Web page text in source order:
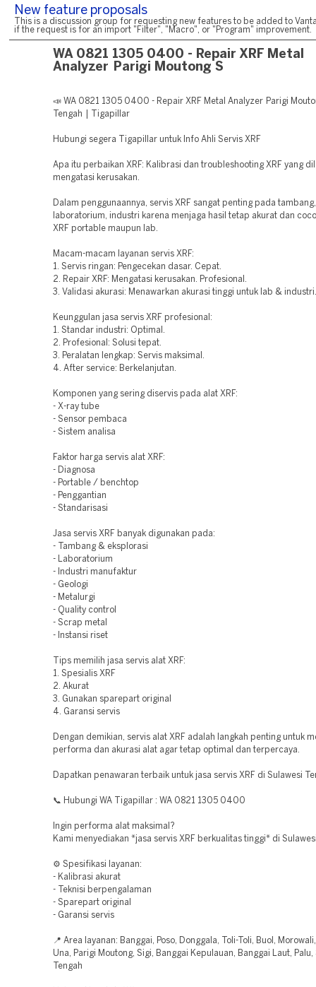
New feature proposals
This is a discussion group for requesting new features to be added to
if the request is for an import "Filter", "Macro", or "Program" improvement.
WA 0821 1305 0400 - Repair XRF Metal
Analyzer Parigi Moutong S
📣 WA 0821 1305 0400 - Repair XRF Metal Analyzer Parigi
Tengah | Tigapillar
Hubungi segera Tigapillar untuk Info Ahli Servis XRF
Apa itu perbaikan XRF: Kalibrasi dan troubleshooting XRF yang
mengatasi kerusakan.
Dalam penggunaannya, servis XRF sangat penting pada tambang,
laboratorium, industri karena menjaga hasil tetap akurat dan
XRF portable maupun lab.
Macam-macam layanan servis XRF:
1. Servis ringan: Pengecekan dasar. Cepat.
2. Repair XRF: Mengatasi kerusakan. Profesional.
3. Validasi akurasi: Menawarkan akurasi tinggi untuk lab &
Keunggulan jasa servis XRF profesional:
1. Standar industri: Optimal.
2. Profesional: Solusi tepat.
3. Peralatan lengkap: Servis maksimal.
4. After service: Berkelanjutan.
Komponen yang sering diservis pada alat XRF:
- X-ray tube
- Sensor pembaca
- Sistem analisa
Faktor harga servis alat XRF:
- Diagnosa
- Portable / benchtop
- Penggantian
- Standarisasi
Jasa servis XRF banyak digunakan pada:
- Tambang & eksplorasi
- Laboratorium
- Industri manufaktur
- Geologi
- Metalurgi
- Quality control
- Scrap metal
- Instansi riset
Tips memilih jasa servis alat XRF:
1. Spesialis XRF
2. Akurat
3. Gunakan sparepart original
4. Garansi servis
Dengan demikian, servis alat XRF adalah langkah penting untuk
performa dan akurasi alat agar tetap optimal dan terpercaya.
Dapatkan penawaran terbaik untuk jasa servis XRF di Sulawesi
📞 Hubungi WA Tigapillar : WA 0821 1305 0400
Ingin performa alat maksimal?
Kami menyediakan *jasa servis XRF berkualitas tinggi* di
⚙️ Spesifikasi layanan:
- Kalibrasi akurat
- Teknisi berpengalaman
- Sparepart original
- Garansi servis
📍 Area layanan: Banggai, Poso, Donggala, Toli-Toli, Buol,
Una, Parigi Moutong, Sigi, Banggai Kepulauan, Banggai Laut, Palu,
Tengah